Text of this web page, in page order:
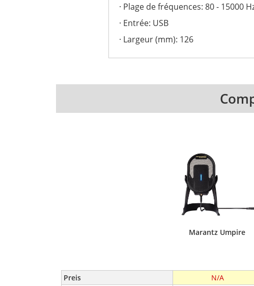
Plage de fréquences: 80 - 15000
Entrée: USB
Largeur (mm): 126
Marantz Umpire
Preis
N/A